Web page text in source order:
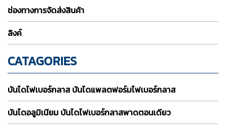
ช่องทางการจัดส่งสินค้า
ลิงค์
CATAGORIES
บันไดไฟเบอร์กลาส บันไดแพลตฟอร์มไฟเบอร์กลาส
บันไดอลูมิเนียม บันไดไฟเบอร์กลาสพาดตอนเดียว